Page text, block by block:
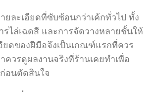
ยละเอียดที่ซับซ้อนกว่าเค้กทั่วไป ทั้ง
รไล่เฉดสี และการจัดวางหลายชั้นให้
ยดของฝีมือจึงเป็นเกณฑ์แรกที่ควร
วรดูผลงานจริงที่ร้านเคยทำเพื่อ
อนตัดสินใจ